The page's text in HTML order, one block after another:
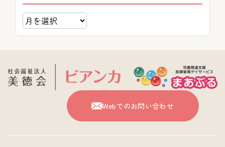
Webでのお問い合わせ